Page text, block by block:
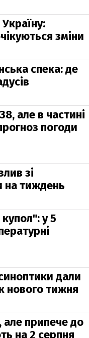
зміни
спека: де
але в частині
погоди
зі
на тиждень
у 5
дали
нового тижня
припече до
на 2 серпня